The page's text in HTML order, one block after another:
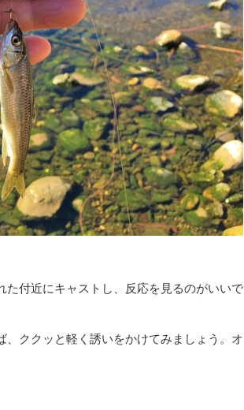
付近にキャストし、反応を見るのがいいで
、ククッと軽く誘いをかけてみましょう。オ